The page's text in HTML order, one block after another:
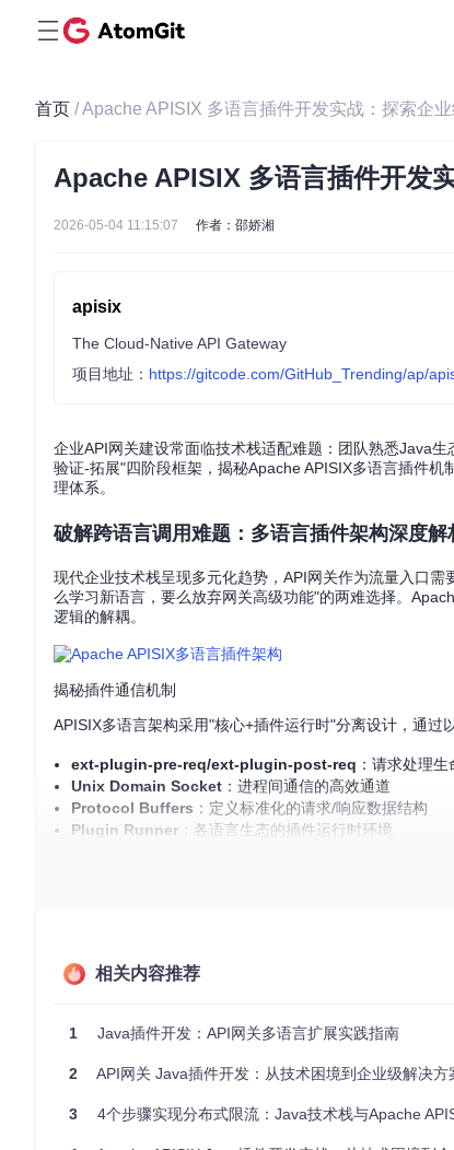
首页 / Apache APISIX 多语言插件开发实战：探索企
Apache APISIX 多语言插件开发
2026-05-04 11:15:07 作者：邵娇湘
apisix
The Cloud-Native API Gateway
项目地址： https://gitcode.com/GitHub_Trending/ap/
企业API网关建设常面临技术栈适配难题：团队熟悉Java
验证-拓展"四阶段框架，揭秘Apache APISIX多语言插件
理体系。
破解跨语言调用难题：多语言插件架构深度解
现代企业技术栈呈现多元化趋势，API网关作为流量入口
么学习新语言，要么放弃网关高级功能"的两难选择。
逻辑的解耦。
揭秘插件通信机制
APISIX多语言架构采用"核心+插件运行时"分离设计，通过
ext-plugin-pre-req/ext-plugin-post-req ：请求处理
Unix Domain Socket ：进程间通信的高效通道
Protocol Buffers ：定义标准化的请求/响应数据结构
Plugin Runner ：各语言生态的插件运行时环境
    E --> F[Java Plugin Runner]
    F --> G[认证/授权插件]
    E --> I[ext-plugin-post-req钩子]
    J --> B
相关内容推荐
1 Java插件开发：API网关多语言扩展实践指南
2 API网关 Java插件开发：从技术困境到企业级解决方
3 4个步骤实现分布式限流：Java技术栈与Apache